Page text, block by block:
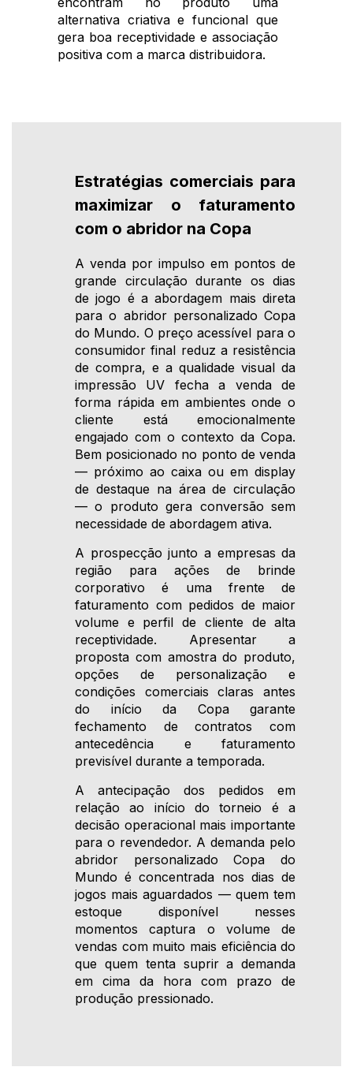
alternativa criativa e funcional que
gera boa receptividade e associação
positiva com a marca distribuidora.
Estratégias comerciais para
maximizar o faturamento
com o abridor na Copa
A venda por impulso em pontos de
grande circulação durante os dias
de jogo é a abordagem mais direta
para o abridor personalizado Copa
do Mundo. O preço acessível para o
consumidor final reduz a resistência
de compra, e a qualidade visual da
impressão UV fecha a venda de
forma rápida em ambientes onde o
cliente está emocionalmente
engajado com o contexto da Copa.
Bem posicionado no ponto de venda
— próximo ao caixa ou em display
de destaque na área de circulação
— o produto gera conversão sem
necessidade de abordagem ativa.
A prospecção junto a empresas da
região para ações de brinde
corporativo é uma frente de
faturamento com pedidos de maior
volume e perfil de cliente de alta
receptividade. Apresentar a
proposta com amostra do produto,
opções de personalização e
condições comerciais claras antes
do início da Copa garante
fechamento de contratos com
antecedência e faturamento
previsível durante a temporada.
A antecipação dos pedidos em
relação ao início do torneio é a
decisão operacional mais importante
para o revendedor. A demanda pelo
abridor personalizado Copa do
Mundo é concentrada nos dias de
jogos mais aguardados — quem tem
estoque disponível nesses
momentos captura o volume de
vendas com muito mais eficiência do
que quem tenta suprir a demanda
em cima da hora com prazo de
produção pressionado.